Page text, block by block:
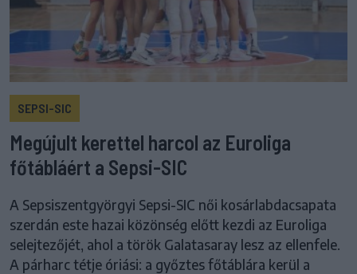
SEPSI-SIC
Megújult kerettel harcol az Euroliga
főtábláért a Sepsi-SIC
A Sepsiszentgyörgyi Sepsi-SIC női kosárlabdacsapata
szerdán este hazai közönség előtt kezdi az Euroliga
selejtezőjét, ahol a török Galatasaray lesz az ellenfele.
A párharc tétje óriási: a győztes főtáblára kerül a